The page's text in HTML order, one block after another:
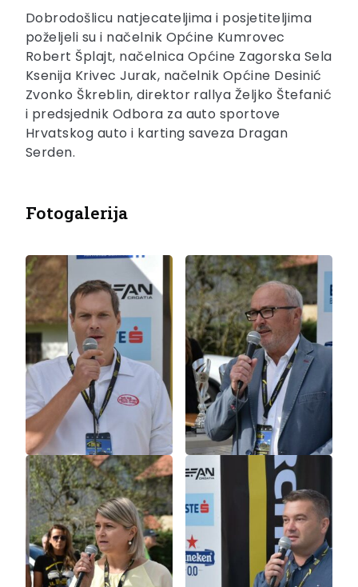
Dobrodošlicu natjecateljima i posjetiteljima
poželjeli su i načelnik Općine Kumrovec
Robert Šplajt, načelnica Općine Zagorska Sela
Ksenija Krivec Jurak, načelnik Općine Desinić
Zvonko Škreblin, direktor rallya Željko Štefanić
i predsjednik Odbora za auto sportove
Hrvatskog auto i karting saveza Dragan
Serden.
Fotogalerija